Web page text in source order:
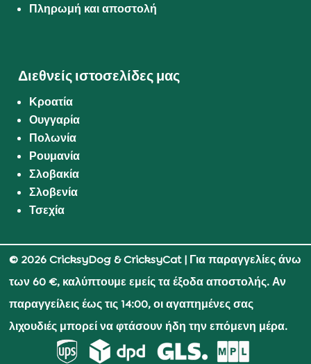
Πληρωμή και αποστολή
Διεθνείς ιστοσελίδες μας
Κροατία
Ουγγαρία
Πολωνία
Ρουμανία
Σλοβακία
Σλοβενία
Τσεχία
© 2026 CricksyDog & CricksyCat| Για παραγγελίες άνω
των 60 €, καλύπτουμε εμείς τα έξοδα αποστολής. Αν
παραγγείλεις έως τις 14:00, οι αγαπημένες σας
λιχουδιές μπορεί να φτάσουν ήδη την επόμενη μέρα.